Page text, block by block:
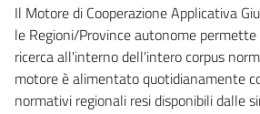
Il Motore di Cooperazione Applicativa
le Regioni/Province autonome
ricerca all'interno dell'intero corpus
motore è alimentato quotidianamente
normativi regionali resi disponibili dalle